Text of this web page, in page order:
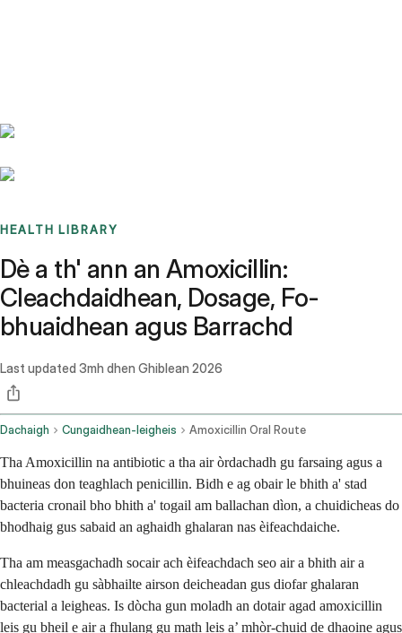
HEALTH LIBRARY
Dè a th' ann an Amoxicillin:
Cleachdaidhean, Dosage, Fo-
bhuaidhean agus Barrachd
Last updated 3mh dhen Ghiblean 2026
Dachaigh Cungaidhean-leigheis Amoxicillin Oral Route
Tha Amoxicillin na antibiotic a tha air òrdachadh gu farsaing agus a
bhuineas don teaghlach penicillin. Bidh e ag obair le bhith a' stad
bacteria cronail bho bhith a' togail am ballachan dìon, a chuidicheas do
bhodhaig gus sabaid an aghaidh ghalaran nas èifeachdaiche.
Tha am measgachadh socair ach èifeachdach seo air a bhith air a
chleachdadh gu sàbhailte airson deicheadan gus diofar ghalaran
bacterial a leigheas. Is dòcha gun moladh an dotair agad amoxicillin
leis gu bheil e air a fhulang gu math leis a’ mhòr-chuid de dhaoine agus